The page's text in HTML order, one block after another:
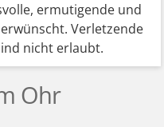
ermutigende und
Verletzende
nicht erlaubt.
Ohr